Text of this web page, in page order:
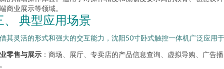
商业展示等领域。
、 典型应用场景
其灵活的形式和强大的交互能力，沈阳50寸卧式触控一体机广泛应用
零售与展示 ：商场、展厅、专卖店的产品信息查询、虚拟导购、广告播